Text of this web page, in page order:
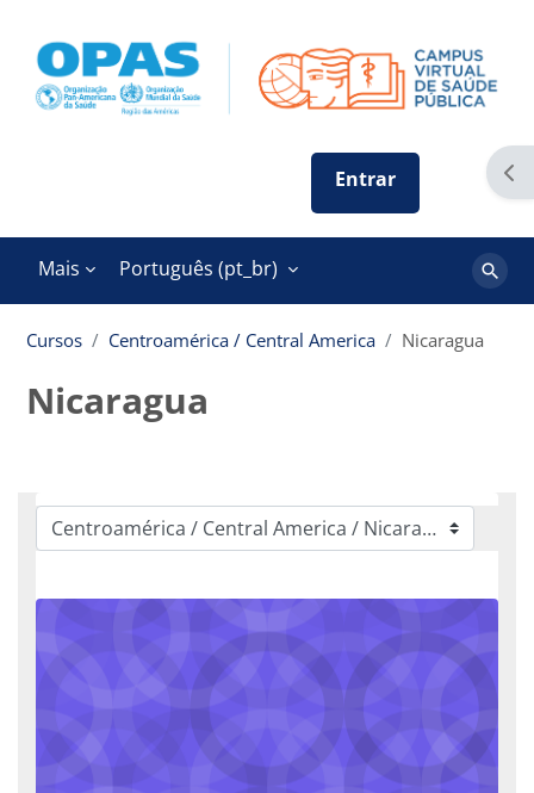
Mais Português ‎(pt_br)‎
Buscar
Cursos Centroamérica / Central America Nicaragua
Nicaragua
Categorias de Cursos